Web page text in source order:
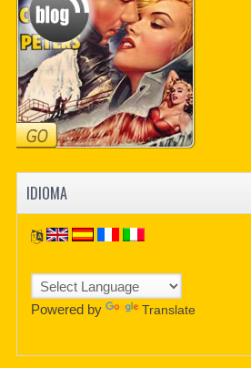
IDIOMA
Powered by Translate